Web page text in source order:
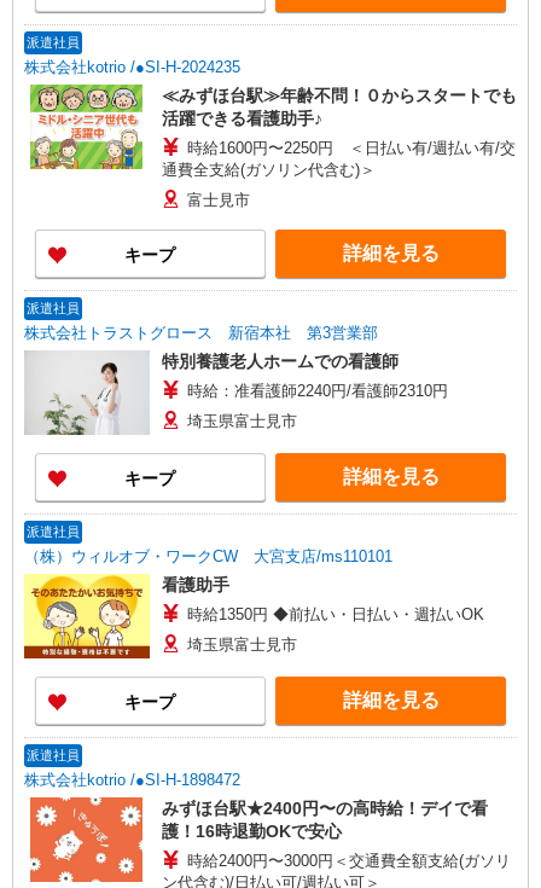
派遣社員
株式会社kotrio /●SI-H-2024235
≪みずほ台駅≫年齢不問！０からスタートでも
活躍できる看護助手♪
時給1600円〜2250円 ＜日払い有/週払い有/交
通費全支給(ガソリン代含む)＞
富士見市
キープ 詳細を見る
派遣社員
株式会社トラストグロース 新宿本社 第3営業部
特別養護老人ホームでの看護師
時給：准看護師2240円/看護師2310円
埼玉県富士見市
キープ 詳細を見る
派遣社員
（株）ウィルオブ・ワークCW 大宮支店/ms110101
看護助手
時給1350円 ◆前払い・日払い・週払いOK
埼玉県富士見市
キープ 詳細を見る
派遣社員
株式会社kotrio /●SI-H-1898472
みずほ台駅★2400円〜の高時給！デイで看
護！16時退勤OKで安心
時給2400円〜3000円＜交通費全額支給(ガソリ
ン代含む)/日払い可/週払い可＞